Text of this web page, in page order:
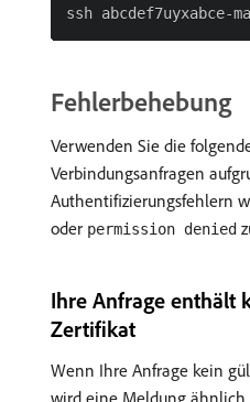
Fehlerbehebung
Verwenden Sie die
Verbindungsanfragen
Authentifizierungsfehlern
oder permission denied
Ihre Anfrage enthält
Zertifikat
Wenn Ihre Anfrage kein
wird eine Meldung